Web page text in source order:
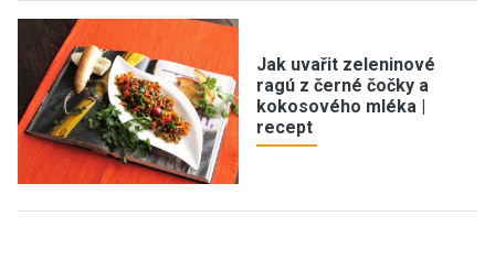
Jak uvařit zeleninové
ragú z černé čočky a
kokosového mléka |
recept